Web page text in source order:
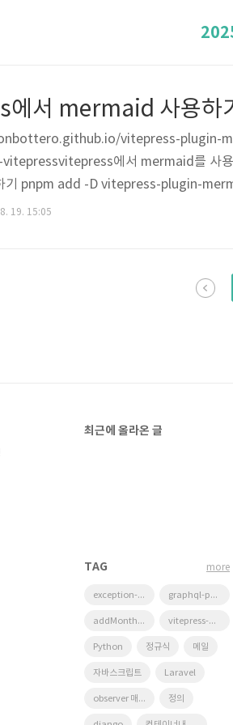
서 mermaid 사용하
vitepress-plugin-
에서 mermaid를 사용
기 pnpm add -D vitepress-plugin-
plugin-mermaid mermaid
19. 15:05
최근에 올라온 글
TAG
exception-test graphql-php
addMonthWithoutOverflow vitepress-plugin-mermaid
Python 정규식 메일
자바스크립트 Laravel
observer 매개변수 전달하기 정의
more